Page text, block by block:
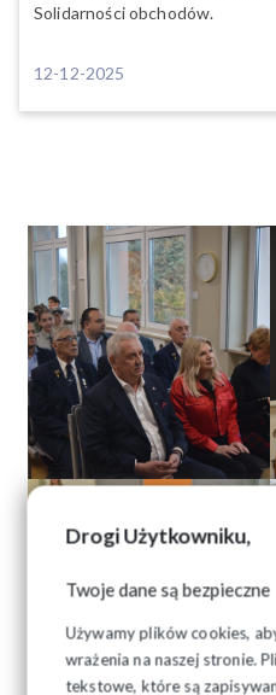
Drogi Użytkowniku,
Twoje dane są bezpieczne
Używamy plików cookies,
wrażenia na naszej stronie.
tekstowe, które są
Solidarności obchodów.
12-12-2025